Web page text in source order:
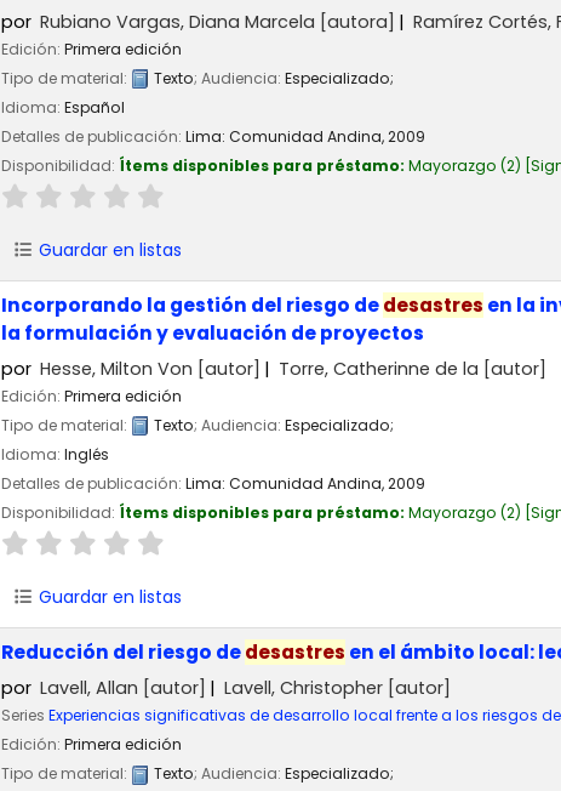
por Rubiano Vargas, Diana Marcela [autora] Ramírez Cortés,
Edición: Primera edición
Tipo de material:
Texto; Audiencia: Especializado;
Idioma: Español
Detalles de publicación: Lima: Comunidad Andina,2009
Disponibilidad: Ítems disponibles para préstamo: Mayorazgo (2)
Guardar en listas
Incorporando la gestión del riesgo dedesastres en la
la formulación y evaluación de proyectos
por Hesse, Milton Von [autor] Torre, Catherinne de la [autor]
Edición: Primera edición
Tipo de material:
Texto; Audiencia: Especializado;
Idioma: Inglés
Detalles de publicación: Lima: Comunidad Andina,2009
Disponibilidad: Ítems disponibles para préstamo: Mayorazgo (2)
Guardar en listas
Reducción del riesgo dedesastres en el ámbito local:
por Lavell, Allan [autor] Lavell, Christopher[autor]
Series Experiencias significativas de desarrollo local frente a los riesgos de
Edición: Primera edición
Tipo de material:
Texto; Audiencia: Especializado;